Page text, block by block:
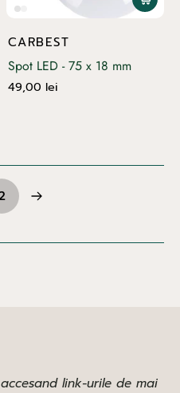
CARBEST
Spot LED - 75 x 18 mm
49,00 lei
link-urile de mai